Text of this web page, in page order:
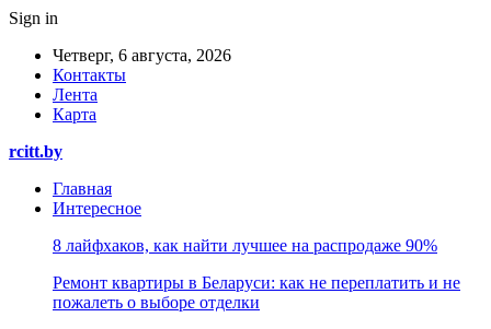
Sign in
Четверг, 6 августа, 2026
Контакты
Лента
Карта
rcitt.by
Главная
Интересное
8 лайфхаков, как найти лучшее на распродаже 90%
Ремонт квартиры в Беларуси: как не переплатить и не
пожалеть о выборе отделки